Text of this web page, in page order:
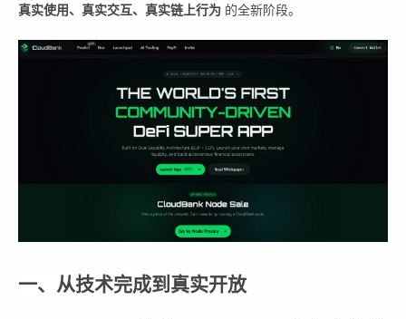
真实使用、真实交互、真实链上行为 的全新阶段。
一、从技术完成到真实开放